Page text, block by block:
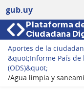
gub.uy
Plataforma
Ciudadana
Aportes de la
&quot;Informe País de
(ODS)&quot;
/Agua limpia y